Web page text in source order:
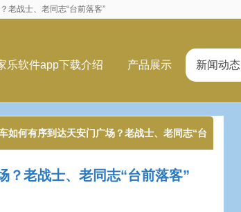
老战士、老同志“台前落客”
乐软件app下载介绍 产品展示 新闻动态
如何有序到达天安门广场？老战士、老同志“台
？老战士、老同志“台前落客”